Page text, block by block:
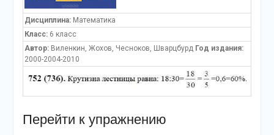
Дисциплина:Математика
Класс:6 класс
Автор:Виленкин, Жохов, Чесноков, Шварцбурд Год издания:
2000-2004-2010
Перейти к упражнению